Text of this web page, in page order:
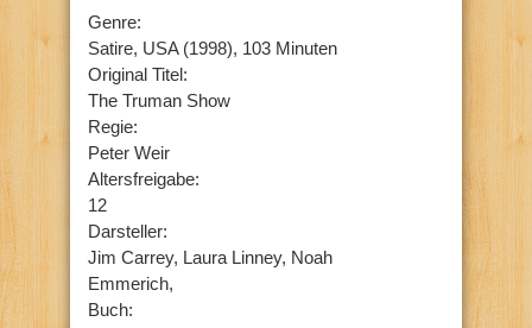
Genre:
Satire, USA (1998), 103 Minuten
Original Titel:
The Truman Show
Regie:
Peter Weir
Altersfreigabe:
12
Darsteller:
Jim Carrey, Laura Linney, Noah
Emmerich,
Buch: